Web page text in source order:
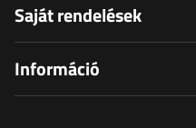
Saját rendelések
Információ